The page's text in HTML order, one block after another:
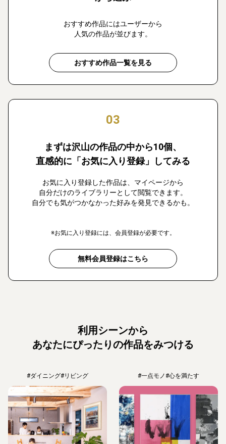
おすすめ作品にはユーザーから
人気の作品が並びます。
おすすめ作品一覧を見る
03
まずは沢山の作品の中から10個、
直感的に「お気に入り登録」してみる
お気に入り登録した作品は、マイページから
自分だけのライブラリーとして閲覧できます。
自分でも気がつかなかった好みを発見できるかも。
※お気に入り登録には、会員登録が必要です。
無料会員登録はこちら
利用シーンから
あなたにぴったりの作品をみつける
#ダイニング#リビング #一点モノ#心を満たす